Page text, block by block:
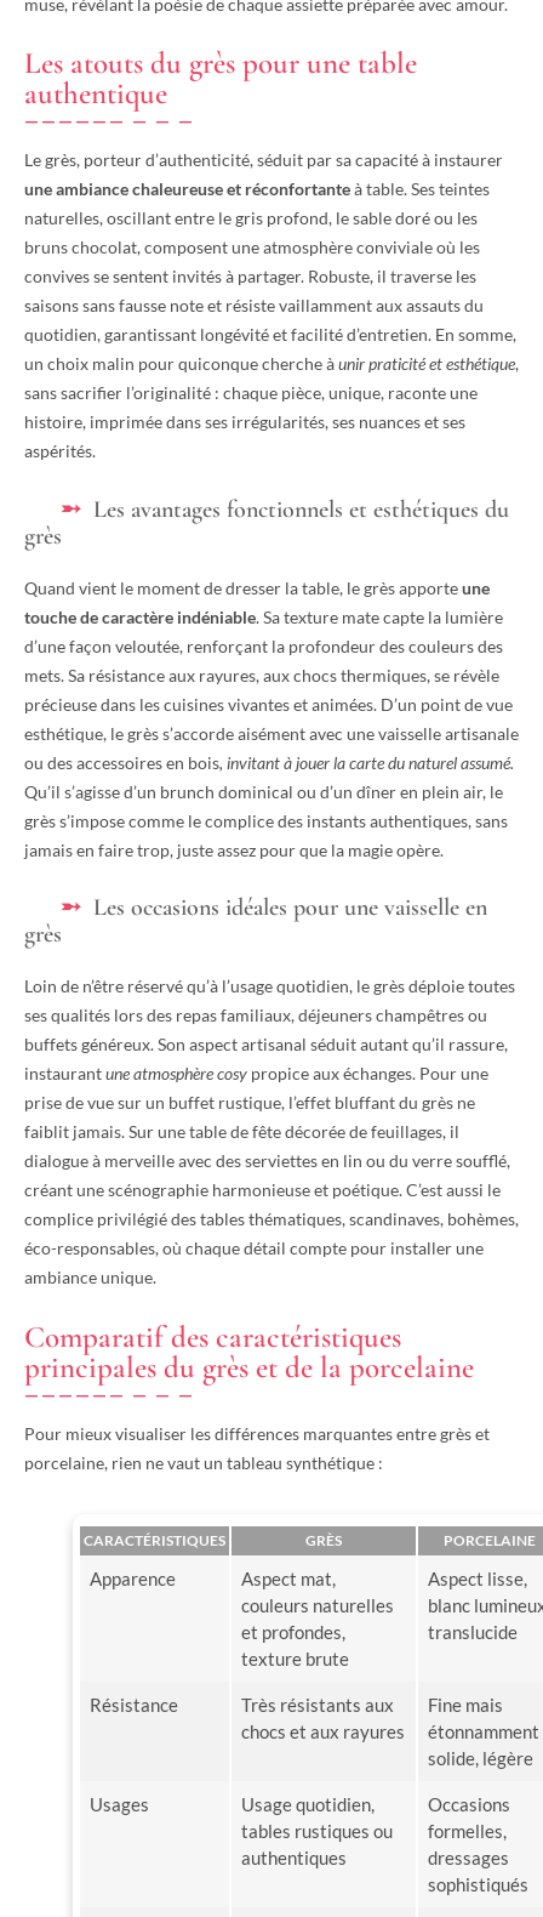
muse, révélant la poésie de chaque assiette préparée avec amour.
Les atouts du grès pour une table
authentique
Le grès, porteur d’authenticité, séduit par sa capacité à instaurer
une ambiance chaleureuse et réconfortanteà table. Ses teintes
naturelles, oscillant entre le gris profond, le sable doré ou les
bruns chocolat, composent une atmosphère conviviale où les
convives se sentent invités à partager. Robuste, il traverse les
saisons sans fausse note et résiste vaillamment aux assauts du
quotidien, garantissant longévité et facilité d’entretien. En somme,
un choix malin pour quiconque cherche àunir praticité et esthétique,
sans sacrifier l’originalité : chaque pièce, unique, raconte une
histoire, imprimée dans ses irrégularités, ses nuances et ses
aspérités.
Les avantages fonctionnels et esthétiques du
grès
Quand vient le moment de dresser la table, le grès apporteune
touche de caractère indéniable. Sa texture mate capte la lumière
d’une façon veloutée, renforçant la profondeur des couleurs des
mets. Sa résistance aux rayures, aux chocs thermiques, se révèle
précieuse dans les cuisines vivantes et animées. D’un point de vue
esthétique, le grès s’accorde aisément avec une vaisselle artisanale
ou des accessoires en bois, invitant à jouer la carte du naturel assumé.
Qu’il s’agisse d’un brunch dominical ou d’un dîner en plein air, le
grès s’impose comme le complice des instants authentiques, sans
jamais en faire trop, juste assez pour que la magie opère.
Les occasions idéales pour une vaisselle en
grès
Loin de n’être réservé qu’à l’usage quotidien, le grès déploie toutes
ses qualités lors des repas familiaux, déjeuners champêtres ou
buffets généreux. Son aspect artisanal séduit autant qu’il rassure,
instaurantune atmosphère cosy propice aux échanges. Pour une
prise de vue sur un buffet rustique, l’effet bluffant du grès ne
faiblit jamais. Sur une table de fête décorée de feuillages, il
dialogue à merveille avec des serviettes en lin ou du verre soufflé,
créant une scénographie harmonieuse et poétique. C’est aussi le
complice privilégié des tables thématiques, scandinaves, bohèmes,
éco-responsables, où chaque détail compte pour installer une
ambiance unique.
Comparatif des caractéristiques
principales du grès et de la porcelaine
Pour mieux visualiser les différences marquantes entre grès et
porcelaine, rien ne vaut un tableau synthétique :
CARACTÉRISTIQUES GRÈS PORCELAINE
Apparence
Aspect mat,
couleurs naturelles
et profondes,
texture brute
Aspect lisse,
blanc
translucide
Résistance
Très résistants aux
chocs et aux rayures
Fine mais
étonnamment
solide, légère
Usages
Usage quotidien,
tables rustiques ou
authentiques
Occasions
formelles,
dressages
sophistiqués